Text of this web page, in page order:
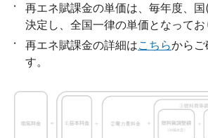
再エネ賦課金の単価は、毎年度、
決定し、全国一律の単価となってお
再エネ賦課金の詳細はこちらからご
す。